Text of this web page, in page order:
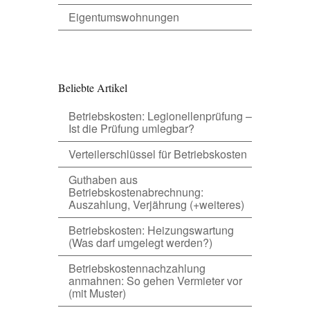
Eigentumswohnungen
Beliebte Artikel
Betriebskosten: Legionellenprüfung –
Ist die Prüfung umlegbar?
Verteilerschlüssel für Betriebskosten
Guthaben aus
Betriebskostenabrechnung:
Auszahlung, Verjährung (+weiteres)
Betriebskosten: Heizungswartung
(Was darf umgelegt werden?)
Betriebskostennachzahlung
anmahnen: So gehen Vermieter vor
(mit Muster)